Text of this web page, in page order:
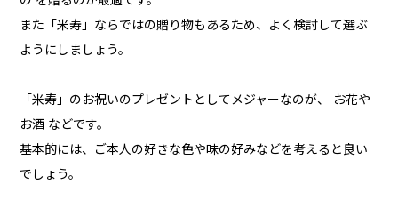
また「米寿」ならではの贈り物もあるため、よく検討して選ぶ
ようにしましょう。
「米寿」のお祝いのプレゼントとしてメジャーなのが、 お花や
お酒 などです。
基本的には、ご本人の好きな色や味の好みなどを考えると良い
でしょう。